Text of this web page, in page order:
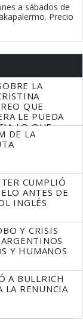
a sábados de
Precio
LA
QUE
LE PUEDA
LO QUE
DE LA
CUMPLIÓ
ANTES DE
INGLÉS
Y CRISIS
Y HUMANOS
A BULLRICH
LA RENUNCIA